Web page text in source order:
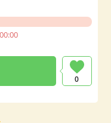
00:00
0